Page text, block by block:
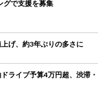
で支援を募集
げ、約3年ぶりの多さに
ライブ予算4万円超、渋滞・